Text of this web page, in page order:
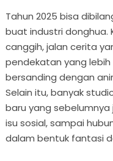
Tahun 2025 bisa
buat industri donghua.
canggih, jalan cerita
pendekatan yang
bersanding dengan
Selain itu, banyak
baru yang sebelumnya
isu sosial, sampai
dalam bentuk fantasi